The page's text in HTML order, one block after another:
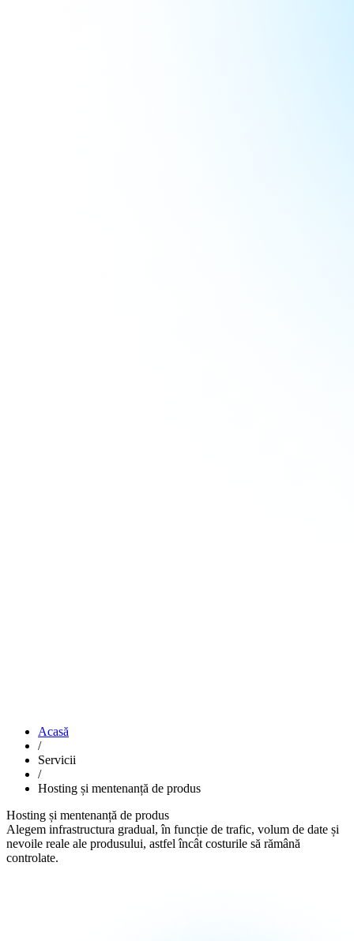
Acasă
/
Servicii
/
Hosting și mentenanță de produs
Hosting și mentenanță de produs
Alegem infrastructura gradual, în funcție de trafic, volum de date și
nevoile reale ale produsului, astfel încât costurile să rămână
controlate.